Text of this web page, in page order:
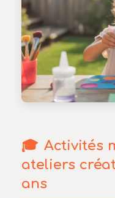
Activités
ateliers
ans